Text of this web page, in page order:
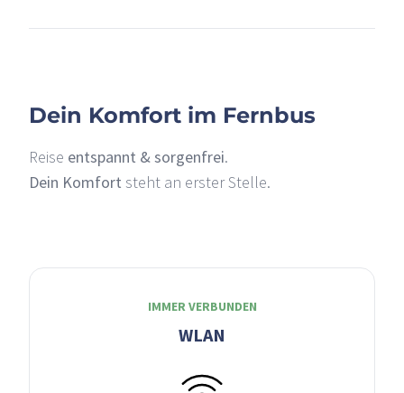
Dein Komfort im Fernbus
Reise entspannt & sorgenfrei.
Dein Komfort steht an erster Stelle.
IMMER VERBUNDEN
WLAN